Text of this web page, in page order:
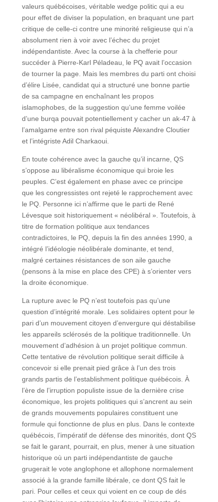
valeurs québécoises, véritable wedge politic qui a eu
pour effet de diviser la population, en braquant une part
critique de celle-ci contre une minorité religieuse qui n’a
absolument rien à voir avec l’échec du projet
indépendantiste. Avec la course à la chefferie pour
succéder à Pierre-Karl Péladeau, le PQ avait l’occasion
de tourner la page. Mais les membres du parti ont choisi
d’élire Lisée, candidat qui a structuré une bonne partie
de sa campagne en enchaînant les propos
islamophobes, de la suggestion qu’une femme voilée
d’une burqa pouvait potentiellement y cacher un ak-47 à
l’amalgame entre son rival péquiste Alexandre Cloutier
et l’intégriste Adil Charkaoui.
En toute cohérence avec la gauche qu’il incarne, QS
s’oppose au libéralisme économique qui broie les
peuples. C’est également en phase avec ce principe
que les congressistes ont rejeté le rapprochement avec
le PQ. Personne ici n’affirme que le parti de René
Lévesque soit historiquement « néolibéral ». Toutefois, à
titre de formation politique aux tendances
contradictoires, le PQ, depuis la fin des années 1990, a
intégré l’idéologie néolibérale dominante, et tend,
malgré certaines résistances de son aile gauche
(pensons à la mise en place des CPE) à s’orienter vers
la droite économique.
La rupture avec le PQ n’est toutefois pas qu’une
question d’intégrité morale. Les solidaires optent pour le
pari d’un mouvement citoyen d’envergure qui déstabilise
les appareils sclérosés de la politique traditionnelle. Un
mouvement d’adhésion à un projet politique commun.
Cette tentative de révolution politique serait difficile à
concevoir si elle prenait pied grâce à l’un des trois
grands partis de l’establishment politique québécois. À
l’ère de l’irruption populiste issue de la dernière crise
économique, les projets politiques qui s’ancrent au sein
de grands mouvements populaires constituent une
formule qui fonctionne de plus en plus. Dans le contexte
québécois, l’impératif de défense des minorités, dont QS
se fait le garant, pourrait, en plus, mener à une situation
historique où un parti indépendantiste de gauche
grugerait le vote anglophone et allophone normalement
associé à la grande famille libérale, ce dont QS fait le
pari. Pour celles et ceux qui voient en ce coup de dés